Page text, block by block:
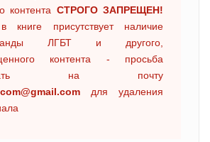
контента СТРОГО ЗАПРЕЩЕН!
книге присутствует наличие
ЛГБТ и другого,
контента - просьба
на почту
для удаления